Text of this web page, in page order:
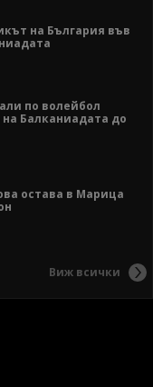
на България във
по волейбол
Балканиадата до
остава в Марица
Виж всички